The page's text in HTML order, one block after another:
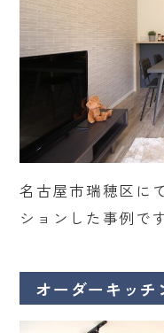
名古屋市瑞穂区に
ションした事例です
オーダーキッチ